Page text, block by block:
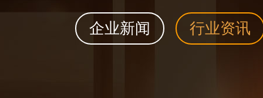
企业新闻 行业资讯